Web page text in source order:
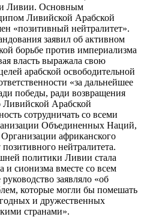
Ливии. Основным
Ливийской Арабской
«позитивный нейтралитет».
заявил об активном
борьбе против империализма
власть выражала свою
арабской освободительной
«за дальнейшее
победы, ради возвращения
Ливийской Арабской
сотрудничать со всеми
Объединенных Наций,
африканского
нейтралитета.
политики Ливии стала
и сионизма вместе со всем
заявляло «об
которые могли бы помешать
и дружественных
странами».